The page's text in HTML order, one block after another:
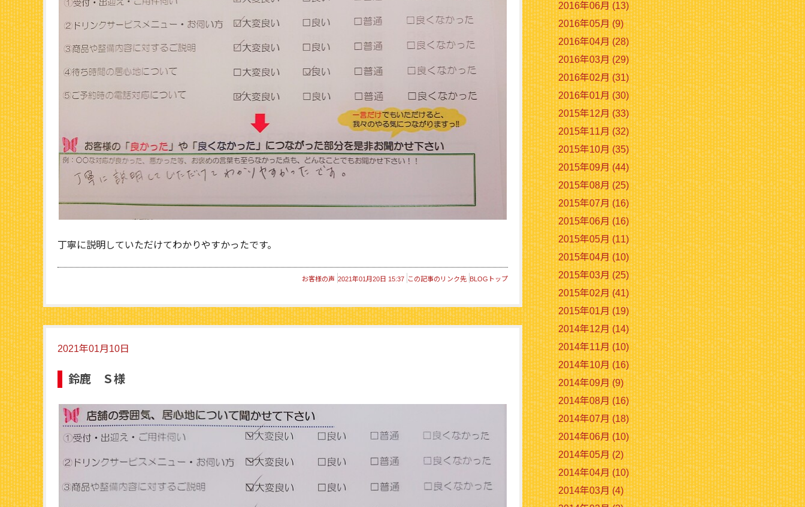
丁寧に説明していただけてわかりやすかったです。
お客様の声 2021年01月20日 15:37 この記事のリンク先 BLOGトップ
2021年01月10日
鈴鹿 Ｓ様
2016年06月 (13)
2016年05月 (9)
2016年04月 (28)
2016年03月 (29)
2016年02月 (31)
2016年01月 (30)
2015年12月 (33)
2015年11月 (32)
2015年10月 (35)
2015年09月 (44)
2015年08月 (25)
2015年07月 (16)
2015年06月 (16)
2015年05月 (11)
2015年04月 (10)
2015年03月 (25)
2015年02月 (41)
2015年01月 (19)
2014年12月 (14)
2014年11月 (10)
2014年10月 (16)
2014年09月 (9)
2014年08月 (16)
2014年07月 (18)
2014年06月 (10)
2014年05月 (2)
2014年04月 (10)
2014年03月 (4)